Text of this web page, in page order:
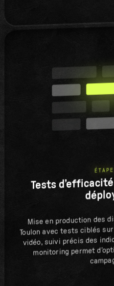
Tests
Mise en production des
Toulon avec tests ciblés
vidéo, suivi précis des
monitoring permet